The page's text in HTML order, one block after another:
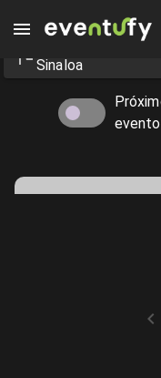
Eventos en
Sinaloa